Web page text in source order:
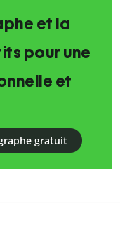
et la
pour une
et
gratuit